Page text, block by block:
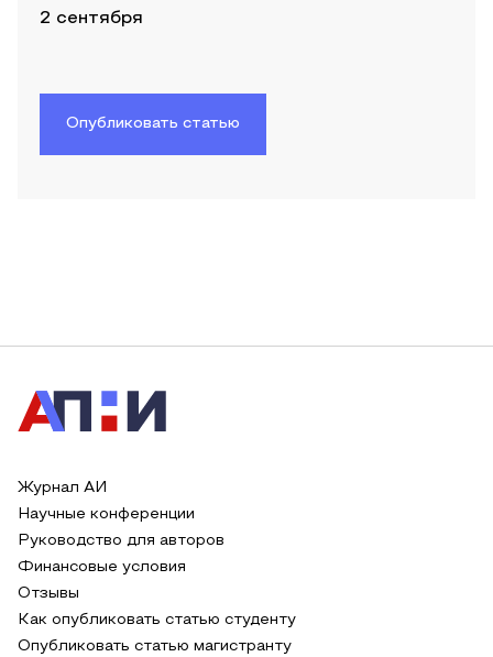
2 сентября
Опубликовать статью
Журнал АИ
Научные конференции
Руководство для авторов
Финансовые условия
Отзывы
Как опубликовать статью студенту
Опубликовать статью магистранту